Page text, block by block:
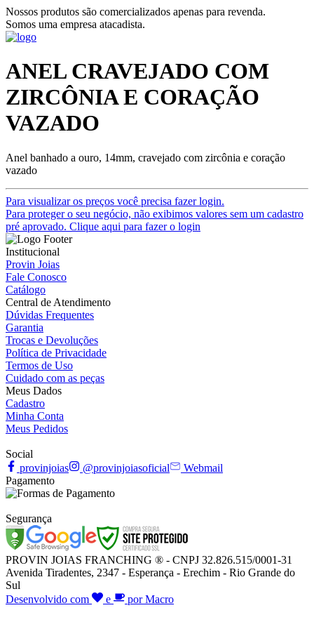
Nossos produtos são comercializados apenas para revenda.
Somos uma empresa atacadista.
ANEL CRAVEJADO COM
ZIRCÔNIA E CORAÇÃO
VAZADO
Anel banhado a ouro, 14mm, cravejado com zircônia e coração
vazado
Para visualizar os preços você precisa fazer login.
Para proteger o seu negócio, não exibimos valores sem um cadastro
pré aprovado. Clique aqui para fazer o login
Institucional
Provin Joias
Fale Conosco
Catálogo
Central de Atendimento
Dúvidas Frequentes
Garantia
Trocas e Devoluções
Política de Privacidade
Termos de Uso
Cuidado com as peças
Meus Dados
Cadastro
Minha Conta
Meus Pedidos
Social
provinjoias
@provinjoiasoficial
Webmail
Pagamento
Segurança
PROVIN JOIAS FRANCHING ® - CNPJ 32.826.515/0001-31
Avenida Tiradentes, 2347 - Esperança - Erechim - Rio Grande do
Sul
Desenvolvido com
e por Macro